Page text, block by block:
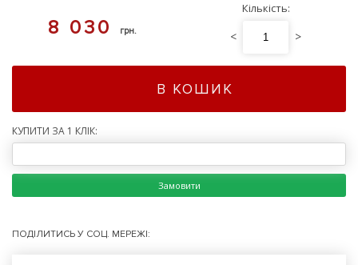
8 030 грн.
Кількість:
< >
В КОШИК
КУПИТИ ЗА 1 КЛІК:
Замовити
ПОДІЛИТИСЬ У СОЦ. МЕРЕЖІ: